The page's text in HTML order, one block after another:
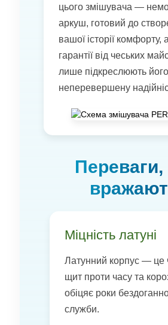
цього змішувача —
аркуш, готовий до
вашої історії комфорту,
гарантії від чеських
лише підкреслюють його
неперевершену
Міцність латуні
Латунний корпус — це
щит проти часу та
обіцяє роки
служби.